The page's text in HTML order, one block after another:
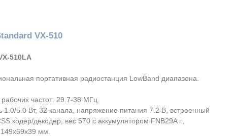
VX-510
510LA
портативная радиостанция LowBand диапазона.
частот: 29.7-38 МГц.
1.0/5.0 Вт, 32 канала, напряжение питания 7.2 В, встроенный
кодер/декодер, вес 570 с аккумулятором FNB29A г.,
мм.